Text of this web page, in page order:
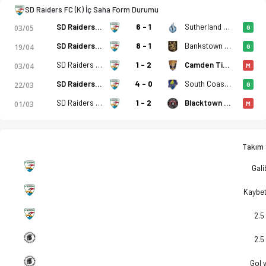
SD Raiders FC (K) - Blacktown Spartans FC (K) 1-1 bitti.
SD Raiders FC (K) İç Saha Form Durumu
03/05 SD Raiders FC (K) 6 - 1 Sutherland Shire FA (K) G
19/04 SD Raiders FC (K) 8 - 1 Bankstown City FC (K) G
03/04 SD Raiders FC (K) 1 - 2 Camden Tigers FC (K) M
22/03 SD Raiders FC (K) 4 - 0 South Coast Flame FC (K) G
01/03 SD Raiders FC (K) 1 - 2 Blacktown City FC (K) M
Gol